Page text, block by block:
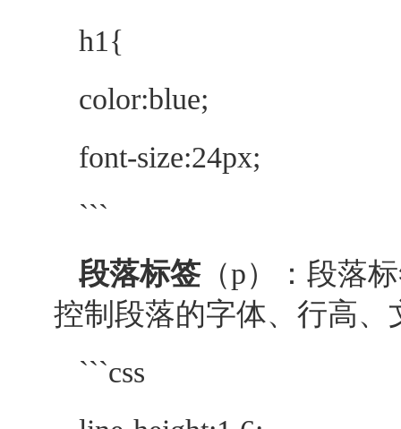
h1{
color:blue;
font-size:24px;
```
段落标签（p）：段落
控制段落的字体、行高
```css